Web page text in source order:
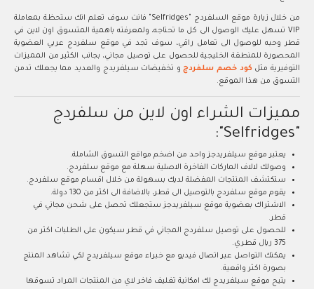
من خلال زيارة موقع السلفردج "Selfridges" فانت سوف تعلم انك ستحظة بمعاملة
VIP تسهل عليك الوصول الى كل ما تحتاجه، ولمعرفته باهمية المتسوق اون لاين في
قطر وحبه للوصول الى تعامل راقي، سوف تجد في موقع سلفردج عربي العضوية
المحصورة للمنطقة الخليجية للحصول على توصيل مجاني، بجانب الكثير من المميزات
التوفيرية مثلكود خصم سلفردجو تخفيضات سيلفريدج والعديد مما يجعلك تدمن
التسوق من هذا الموقع.
مميزات الشراء اون لاين من سلفردج
"Selfridges":
يعتبر موقع سيلفريدجز واحد من اضخم مواقع التسوق الشاملة.
وصولك لالاف الماركات الفاخرة الاصلية سهلة مع موقع سلفردج.
ستكتشف المنتجات المفضلة لديك بسهولة من خلال اقسام موقع سلفردج.
يقوم موقع سلفردج بالتوصيل الى قطر، بالاضافة الى اكثر من 130 دولة.
الاشتراك بعضوية موقع سيلفريدجز ستجعلك تحصل على شحن مجاني في
قطر.
للحصول على توصيل سلفردج المجاني في قطر سيكون على الطلبات اكثر من
375 ريال قطري.
يمكنك التواصل عبر اتصال فيديو مع خبراء موقع سيلفريدج لكي تشاهد المنتج
بصورة اكثر واقعية.
يتيح موقع سيلفريدج لك امكانية تغليف فاخر لاي من المنتجات المراد تسوقها